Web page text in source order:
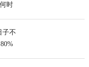
时
子不